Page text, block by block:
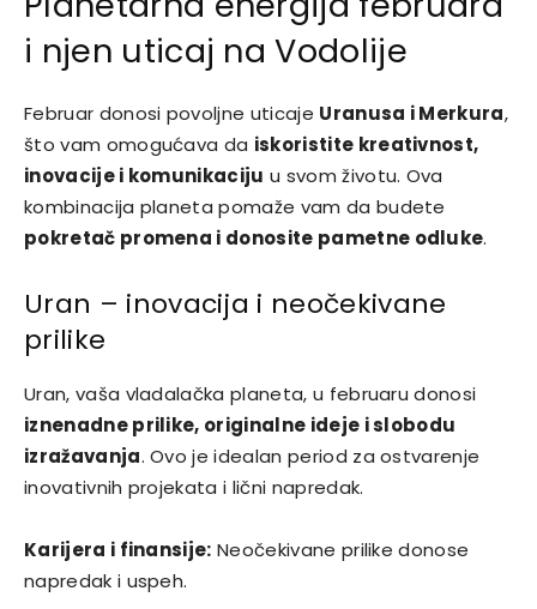
i njen uticaj na Vodolije
Februar donosi povoljne uticaje Uranusa i Merkura,
što vam omogućava da iskoristite kreativnost,
inovacije i komunikaciju u svom životu. Ova
kombinacija planeta pomaže vam da budete
pokretač promena i donosite pametne odluke.
Uran – inovacija i neočekivane
prilike
Uran, vaša vladalačka planeta, u februaru donosi
iznenadne prilike, originalne ideje i slobodu
izražavanja. Ovo je idealan period za ostvarenje
inovativnih projekata i lični napredak.
Karijera i finansije: Neočekivane prilike donose
napredak i uspeh.